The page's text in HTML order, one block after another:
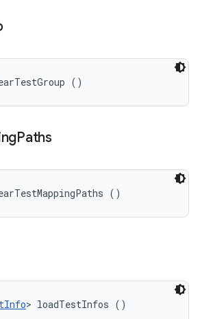
()
Paths
()
> loadTestInfos ()